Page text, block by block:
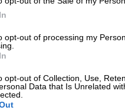
opt-out of processing my
opt-out of Collection, Use,
Data that Is Unrelated
ροή